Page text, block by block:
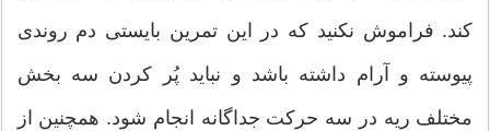
کند. فراموش نکنید که در این تمرین بایستی دم روندی
پیوسته و آرام داشته باشد و نباید پُر کردن سه بخش
مختلف ریه در سه حرکت جداگانه انجام شود. همچنین از